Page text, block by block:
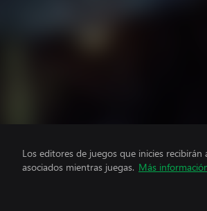
Los editores de juegos que inicies
asociados mientras juegas. Más